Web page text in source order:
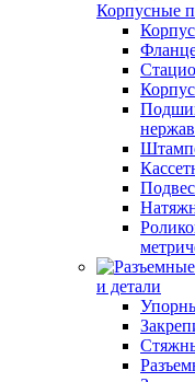
Корпусные
и детали